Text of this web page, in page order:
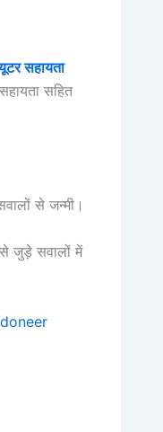
सहायता
सहित
से जन्मी।
जुड़े सवालों में